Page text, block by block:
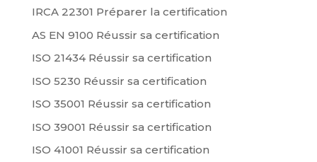
IRCA 22301 Préparer la certification
AS EN 9100 Réussir sa certification
ISO 21434 Réussir sa certification
ISO 5230 Réussir sa certification
ISO 35001 Réussir sa certification
ISO 39001 Réussir sa certification
ISO 41001 Réussir sa certification